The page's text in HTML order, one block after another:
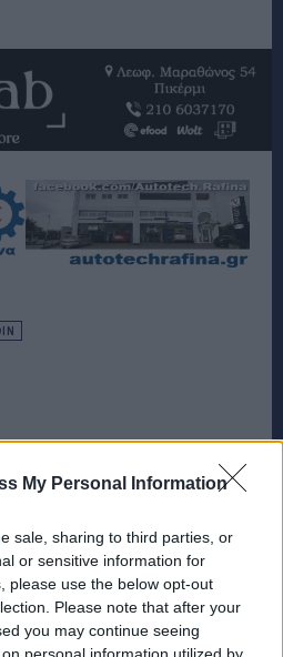
My Personal Information
sale, sharing to third parties, or
or sensitive information for
please use the below opt-out
Please note that after your
you may continue seeing
personal information utilized by